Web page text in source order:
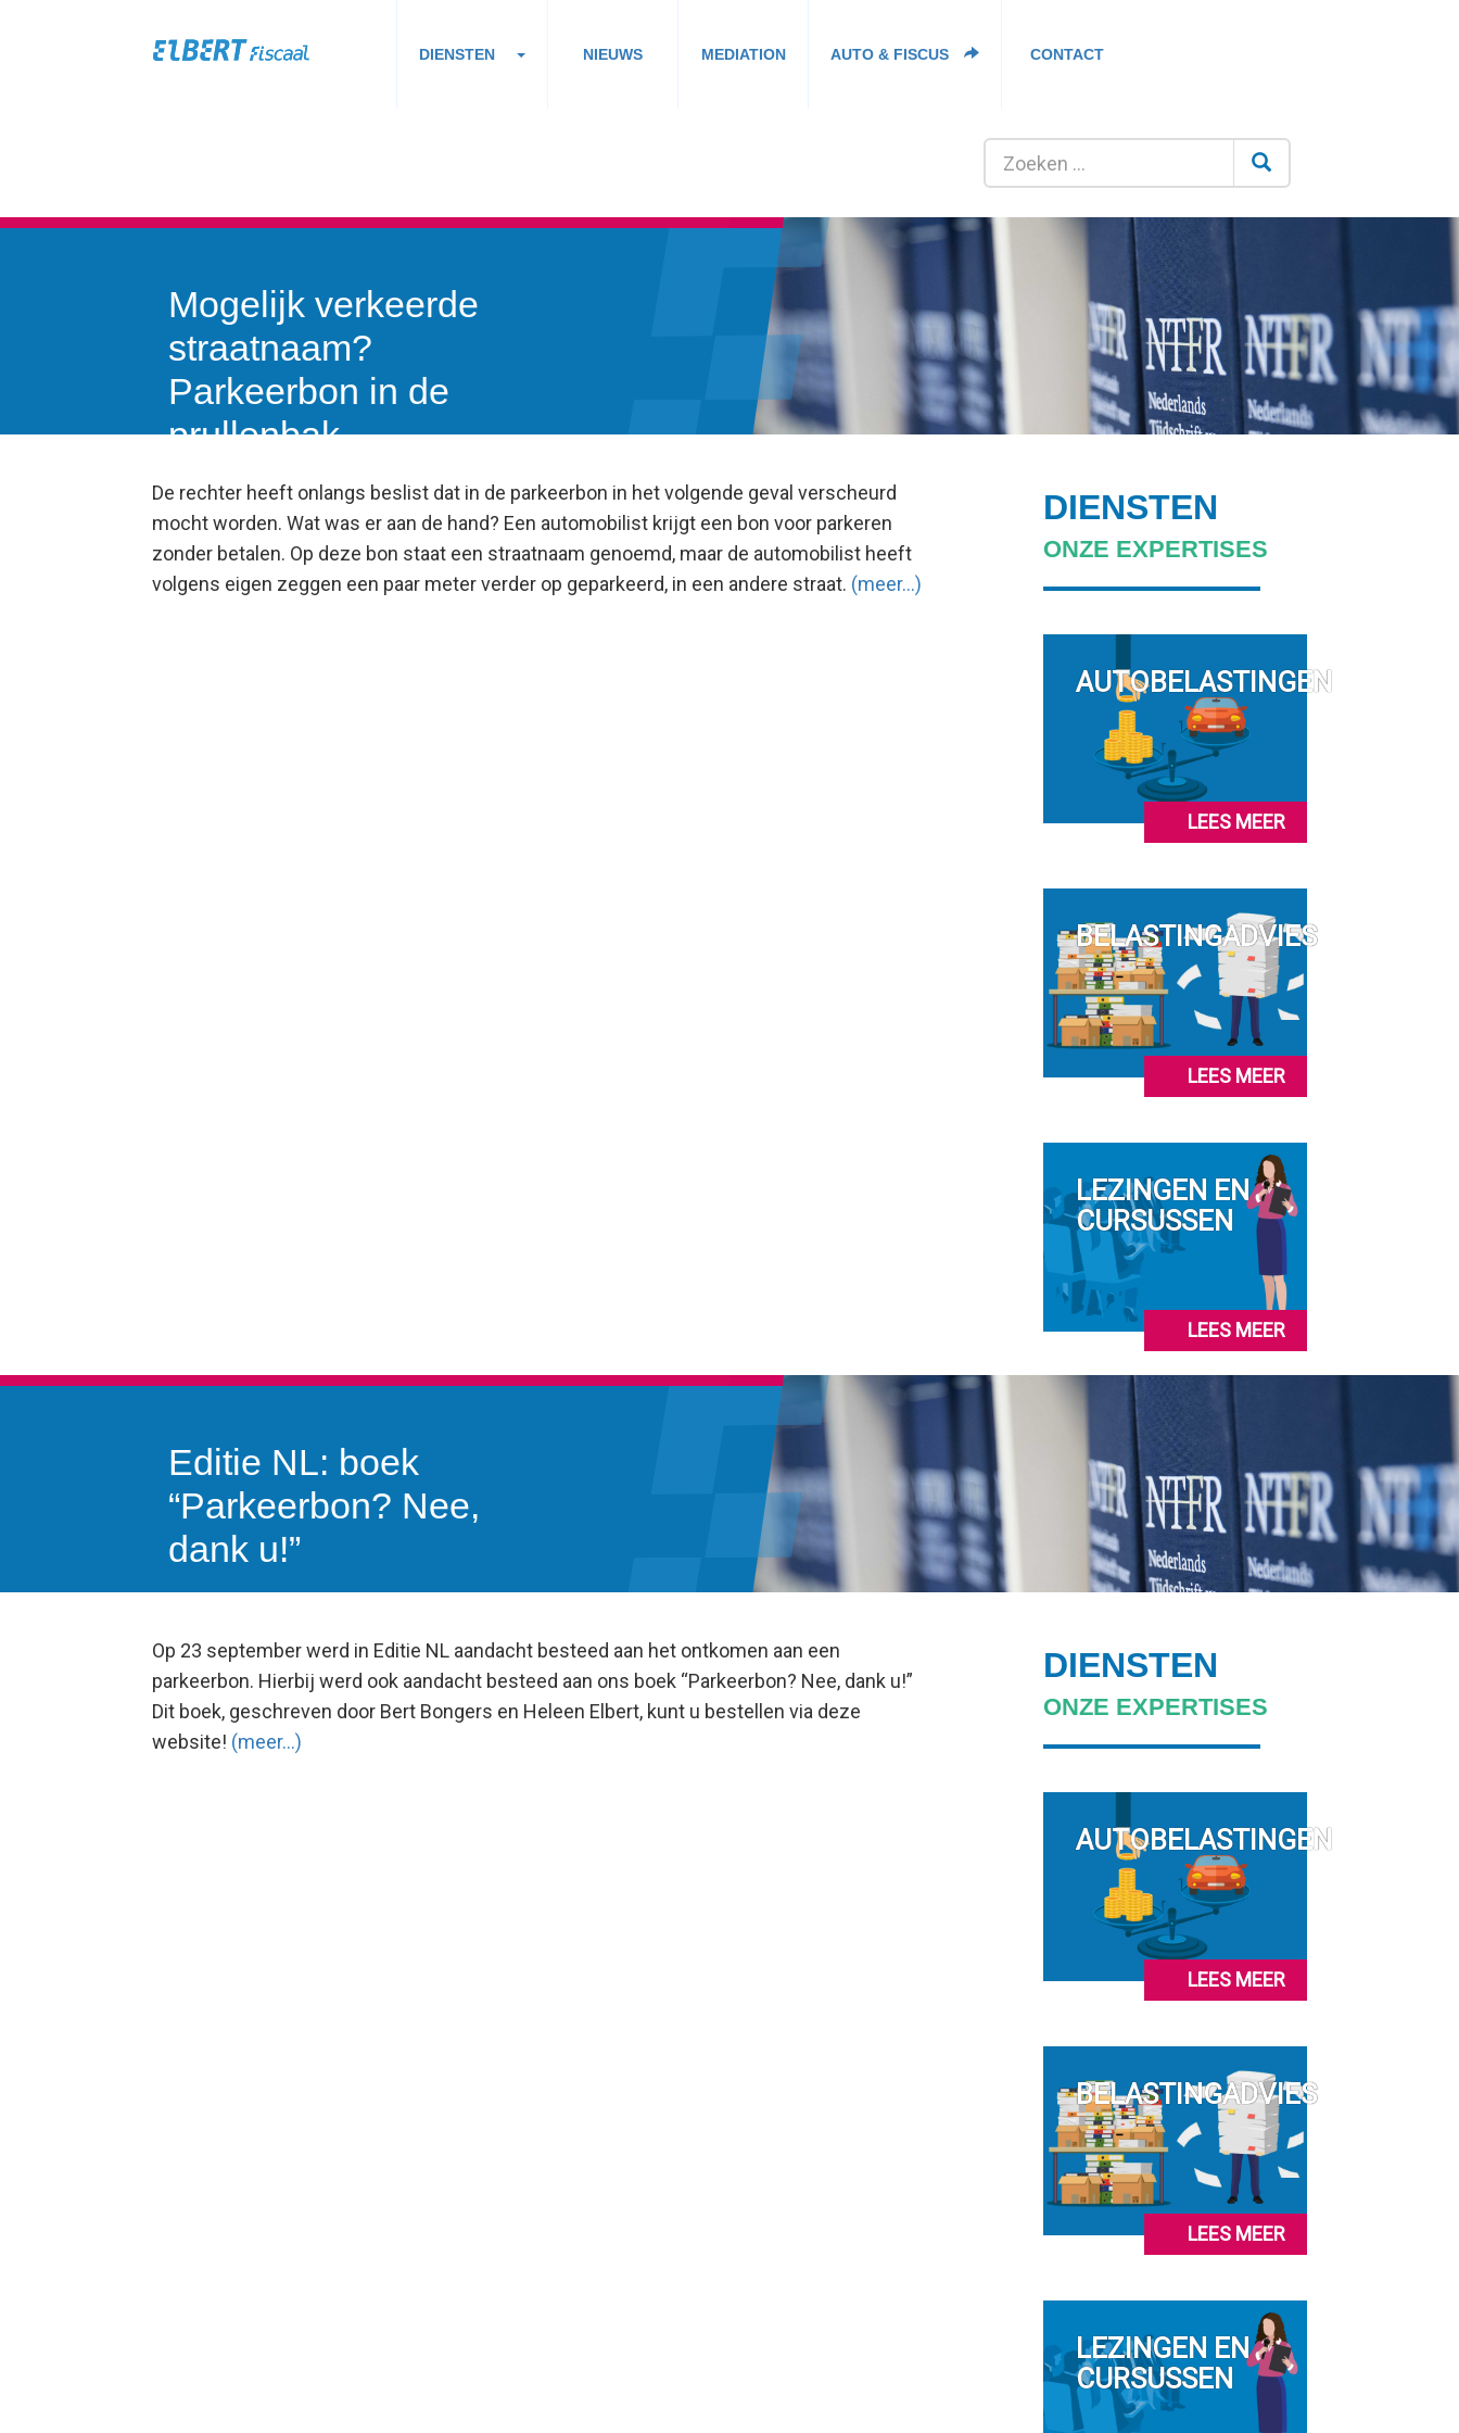
DIENSTEN NIEUWS MEDIATION AUTO & FISCUS CONTACT
Mogelijk verkeerde
straatnaam?
Parkeerbon in de
prullenbak
De rechter heeft onlangs beslist dat in de parkeerbon in het volgende geval verscheurd
mocht worden. Wat was er aan de hand? Een automobilist krijgt een bon voor parkeren
zonder betalen. Op deze bon staat een straatnaam genoemd, maar de automobilist heeft
volgens eigen zeggen een paar meter verder op geparkeerd, in een andere straat. (meer…)
DIENSTEN
ONZE EXPERTISES
AUTOBELASTINGEN
LEES MEER
BELASTINGADVIES
LEES MEER
LEZINGEN EN
CURSUSSEN
LEES MEER
Editie NL: boek
“Parkeerbon? Nee,
dank u!”
Op 23 september werd in Editie NL aandacht besteed aan het ontkomen aan een
parkeerbon. Hierbij werd ook aandacht besteed aan ons boek “Parkeerbon? Nee, dank u!”
Dit boek, geschreven door Bert Bongers en Heleen Elbert, kunt u bestellen via deze
website! (meer…)
DIENSTEN
ONZE EXPERTISES
AUTOBELASTINGEN
LEES MEER
BELASTINGADVIES
LEES MEER
LEZINGEN EN
CURSUSSEN